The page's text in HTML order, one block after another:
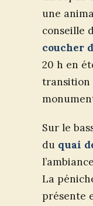
une
conseille
coucher
20 h en
transition
Sur le
du quai
La
présente